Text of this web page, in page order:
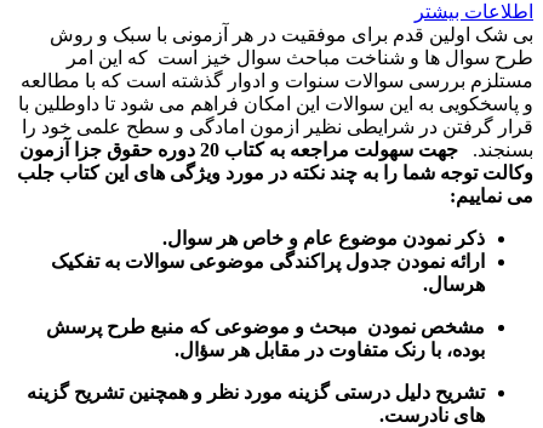
اطلاعات بیشتر
بی شک اولین قدم برای موفقیت در هر آزمونی با سبک و روش
طرح سوال ها و شناخت مباحث سوال خیز است که این امر
مستلزم بررسی سوالات سنوات و ادوار گذشته است که با مطالعه
و پاسخکویی به این سوالات این امکان فراهم می شود تا داوطلین با
قرار گرفتن در شرایطی نظیر ازمون امادگی و سطح علمی خود را
بسنجند.
جهت سهولت مراجعه به کتاب 20 دوره حقوق جزا آزمون
وکالت توجه شما را به چند نکته در مورد ویژگی های این کتاب جلب
می نماییم:
ذکر نمودن موضوع عام و خاص هر سوال.
ارائه نمودن جدول پراکندگی موضوعی سوالات به تفکیک
هرسال.
مشخص نمودن مبحث و موضوعی که منبع طرح پرسش
بوده، با رنک متفاوت در مقابل هر سؤال.
تشریح دلیل درستی گزینه مورد نظر و همچنین تشریح گزینه
های نادرست.